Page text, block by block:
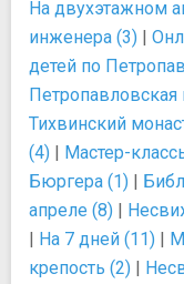
На двухэтажном
инженера (3) |
детей по
Петропавловская
Тихвинский
(4) | Мастер-
Бюргера (1) |
апреле (8) |
| На 7 дней (11) |
крепость (2) |